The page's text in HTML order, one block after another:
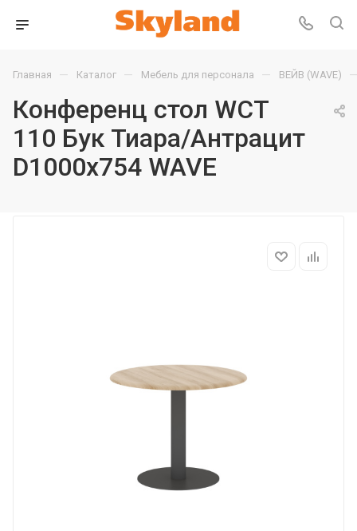
Главная — Каталог — Мебель для персонала — ВЕЙВ (WAVE)
Конференц стол WCT
110 Бук Тиара/Антрацит
D1000х754 WAVE